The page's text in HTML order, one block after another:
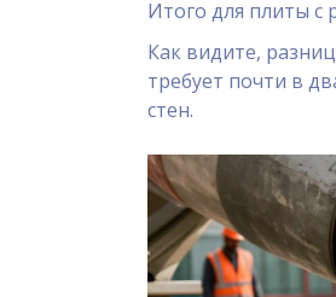
Итого для плиты с
Как видите,
требует почти в
стен.